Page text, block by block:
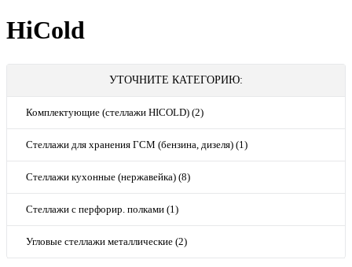
HiCold
УТОЧНИТЕ КАТЕГОРИЮ:
Комплектующие (стеллажи HICOLD) (2)
Стеллажи для хранения ГСМ (бензина, дизеля) (1)
Стеллажи кухонные (нержавейка) (8)
Стеллажи с перфорир. полками (1)
Угловые стеллажи металлические (2)